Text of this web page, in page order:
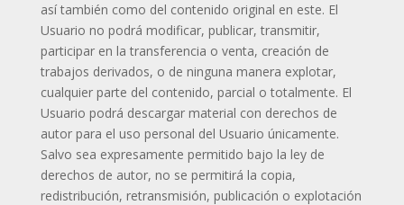
así también como del contenido original en este. El
Usuario no podrá modificar, publicar, transmitir,
participar en la transferencia o venta, creación de
trabajos derivados, o de ninguna manera explotar,
cualquier parte del contenido, parcial o totalmente. El
Usuario podrá descargar material con derechos de
autor para el uso personal del Usuario únicamente.
Salvo sea expresamente permitido bajo la ley de
derechos de autor, no se permitirá la copia,
redistribución, retransmisión, publicación o explotación